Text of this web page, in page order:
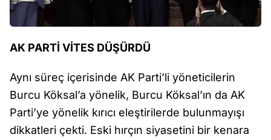
AK PARTİ VİTES DÜŞÜRDÜ
Aynı süreç içerisinde AK Parti’li yöneticilerin
Burcu Köksal’a yönelik, Burcu Köksal’ın da AK
Parti’ye yönelik kırıcı eleştirilerde bulunmayışı
dikkatleri çekti. Eski hırçın siyasetini bir kenara